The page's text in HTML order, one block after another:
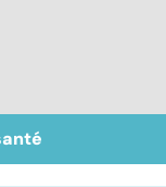
: quand les
descendent